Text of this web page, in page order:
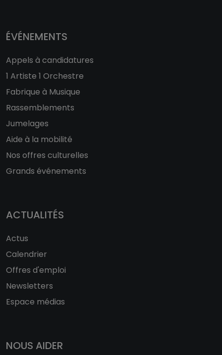
ÉVÉNEMENTS
Appels à candidatures
1 Artiste 1 Orchestre
Fabrique à Musique
Rassemblements
Jumelages
Aide à la mobilité
Nos offres culturelles
Grands événements
ACTUALITÉS
Actus
Calendrier
Offres d'emploi
Newsletters
Espace médias
NOUS AIDER